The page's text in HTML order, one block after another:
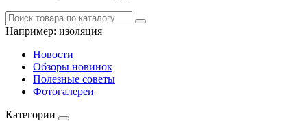
Например: изоляция
Новости
Обзоры новинок
Полезные советы
Фотогалереи
Категории